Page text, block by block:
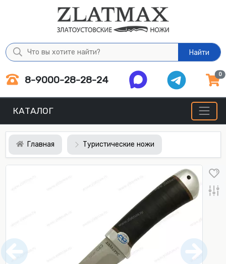
Найти
8-9000-28-28-24 0
КАТАЛОГ
Главная Туристические ножи